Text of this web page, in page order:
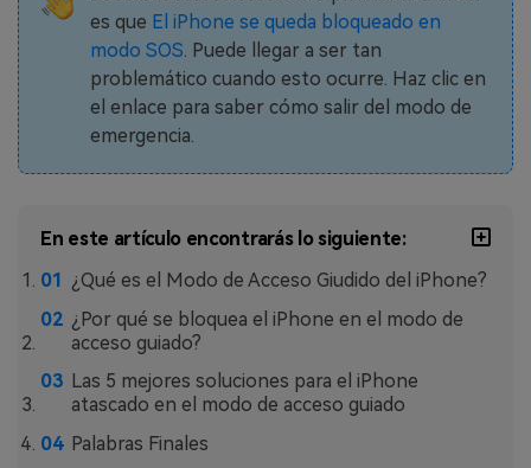
iOS y Android.
Welastseen
WeLastseen te tiene al tanto de todo
en WhatsApp.
es que El iPhone se queda bloqueado en
modo SOS. Puede llegar a ser tan
problemático cuando esto ocurre. Haz clic en
el enlace para saber cómo salir del modo de
emergencia.
En este artículo encontrarás lo siguiente:
¿Qué es el Modo de Acceso Giudido del iPhone?
¿Por qué se bloquea el iPhone en el modo de
acceso guiado?
Las 5 mejores soluciones para el iPhone
atascado en el modo de acceso guiado
Palabras Finales